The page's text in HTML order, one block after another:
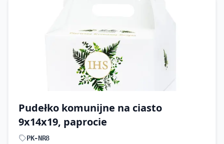
Pudełko komunijne na ciasto
9x14x19, paprocie
PK-NR8